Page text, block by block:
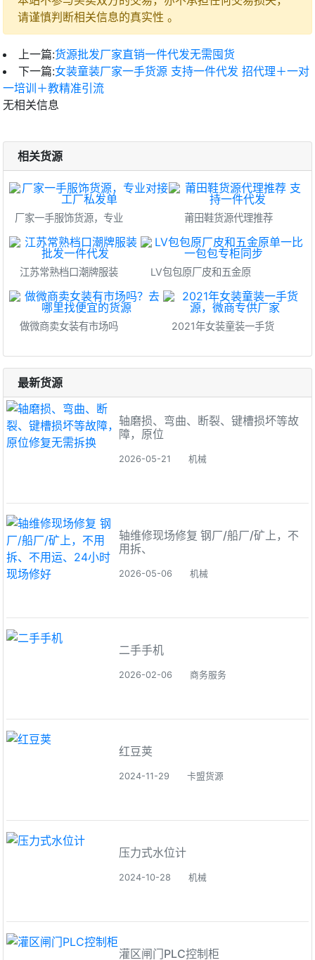
请谨慎判断相关信息的真实性 。
上一篇:货源批发厂家直销一件代发无需囤货
下一篇:女装童装厂家一手货源 支持一件代发 招代理＋一对
一培训＋教精准引流
无相关信息
相关货源
厂家一手服饰货源，专业 莆田鞋货源代理推荐
江苏常熟档口潮牌服装 LV包包原厂皮和五金原
做微商卖女装有市场吗 2021年女装童装一手货
最新货源
轴磨损、弯曲、断裂、键槽损坏等故
障，原位
2026-05-21 机械
轴维修现场修复 钢厂/船厂/矿上，不
用拆、
2026-05-06 机械
二手手机
2026-02-06 商务服务
红豆荚
2024-11-29 卡盟货源
压力式水位计
2024-10-28 机械
灌区闸门PLC控制柜